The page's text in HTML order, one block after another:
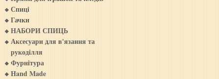
Спиці
Гачки
НАБОРИ СПИЦЬ
Аксесуари для в'язання та
рукоділля
Фурнітура
Hand Made